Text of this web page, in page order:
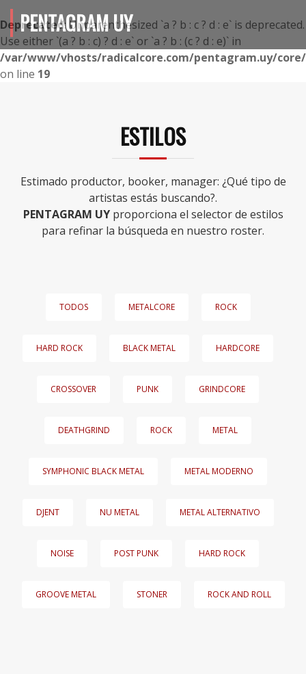
Deprecated: Unparenthesized `a ? b : c ? d : e` is deprecated.
Use either `(a ? b : c) ? d : e` or `a ? b : (c ? d : e)` in
/var/www/vhosts/radicalcore.com/pentagram.uy/
on line 19
PENTAGRAM UY
ESTILOS
Estimado productor, booker, manager: ¿Qué tipo de
artistas estás buscando?.
PENTAGRAM UYproporciona el selector de estilos
para refinar la búsqueda en nuestro roster.
TODOS METALCORE ROCK
HARD ROCK BLACK METAL HARDCORE
CROSSOVER PUNK GRINDCORE
DEATHGRIND ROCK METAL
SYMPHONIC BLACK METAL METAL MODERNO
DJENT NU METAL METAL ALTERNATIVO
NOISE POST PUNK HARD ROCK
GROOVE METAL STONER ROCK AND ROLL